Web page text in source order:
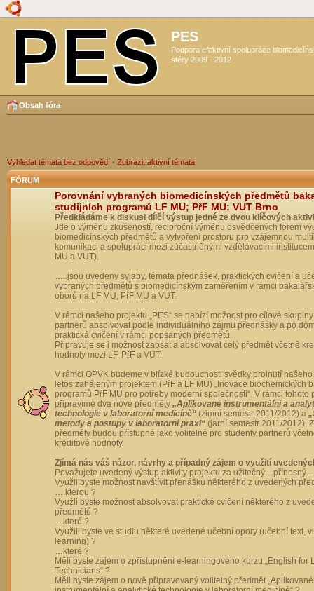
PES
Podpora efektivní spolupráce
sféry 2009 - 2012
Obsah fóra
Vyhledat témata bez odpovědí • Zobrazit aktivní témata
FÓRUM
Porovnání vybraných biomedicínských předmětů
studijních programů LF MU; PřF MU; VUT Brno
Předkládáme k diskusi dílčí výstup jedné ze dvou klíčových
Jde o výměnu zkušeností, reciproční výměnu osvědčených forem
biomedicínských předmětů a vytvoření prostoru pro vzájemnou
komunikaci a spolupráci mezi zúčastněnými vzdělávacími
MU a VUT).
…..jsou uvedeny sylaby, témata přednášek, praktických cvičení a
vybraných předmětů s biomedicínským zaměřením v rámci
oborů na LF MU, PřF MU a VUT.
V rámci našeho projektu „PES“ se nabízí možnost pro cílové
partnerů absolvovat podle individuálního zájmu přednášky a po
praktická cvičení v rámci popsaných předmětů.
Připravuje se i možnost zapsat a absolvovat celý předmět včetně
hodnoty mezi LF, PřF a VUT.
V rámci OPVK budeme v blízké budoucnosti svědky prolnutí
letos zahájeným projektem (PřF a LF MU) „Inovace biochemických
programů PřF MU pro potřeby moderní společnosti“. V rámci tohoto
připravíme dva nové předměty „Aplikované instrumentální a
technologie v laboratorní medicíně“ (zimní semestr 2011/2012) a
metody a postupy v laboratorní praxi“ (jarní semestr 2011/2012).
předměty budou přístupné jako volitelné pro studenty partnerů
kreditové hodnoty.
Zjímá nás váš názor, návrhy a případný zájem o využití
Považujete uvedený výstup aktivity projektu za
Využli byste možnost navštívit přenášku některého z uvedených
….kterou ?
Využli byste možnost absolvovat praktické cvičení některého z
předmětů ?
…které ?
Využili byste ve studiu některé uvedené učební opory (učební text,
learning) ?
…které ?
Měli byste zájem o zpřístupnění e-learningového kurzu „English for
Technicians“ ?
Měli byste zájem o nově připravovaný volitelný předmět „Aplikované